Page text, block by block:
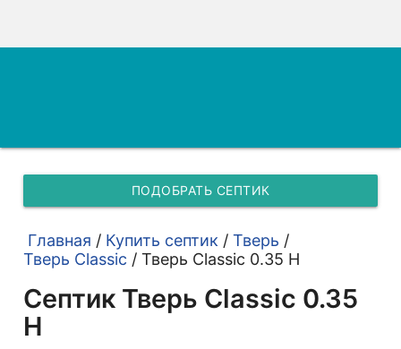
ПОДОБРАТЬ СЕПТИК
Главная / Купить септик / Тверь /
Тверь Classic / Тверь Classic 0.35 Н
Септик Тверь Classic 0.35
Н